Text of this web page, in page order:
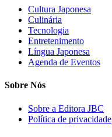
Cultura Japonesa
Culinária
Tecnologia
Entretenimento
Língua Japonesa
Agenda de Eventos
Sobre Nós
Sobre a Editora JBC
Política de privacidade